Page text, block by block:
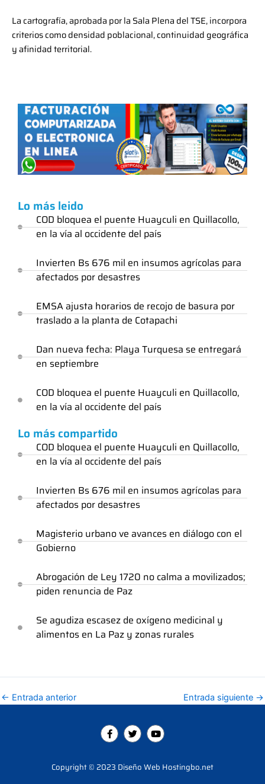
La cartografía, aprobada por la Sala Plena del TSE, incorpora
criterios como densidad poblacional, continuidad geográfica
y afinidad territorial.
Lo más leido
COD bloquea el puente Huayculi en Quillacollo,
en la vía al occidente del país
Invierten Bs 676 mil en insumos agrícolas para
afectados por desastres
EMSA ajusta horarios de recojo de basura por
traslado a la planta de Cotapachi
Dan nueva fecha: Playa Turquesa se entregará
en septiembre
COD bloquea el puente Huayculi en Quillacollo,
en la vía al occidente del país
Lo más compartido
COD bloquea el puente Huayculi en Quillacollo,
en la vía al occidente del país
Invierten Bs 676 mil en insumos agrícolas para
afectados por desastres
Magisterio urbano ve avances en diálogo con el
Gobierno
Abrogación de Ley 1720 no calma a movilizados;
piden renuncia de Paz
Se agudiza escasez de oxígeno medicinal y
alimentos en La Paz y zonas rurales
← Entrada anterior Entrada siguiente →
F
a
b
o
T
w
t
e
Y
o
u
b
Copyright © 2023 Diseño Web Hostingbo.net